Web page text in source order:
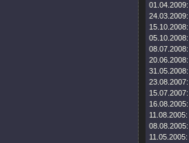
01.04.2009:
24.03.2009:
15.10.2008:
05.10.2008:
08.07.2008:
20.06.2008:
31.05.2008:
23.08.2007:
15.07.2007:
16.08.2005:
11.08.2005:
08.08.2005:
11.05.2005: